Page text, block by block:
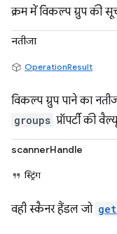
क्रम में विकल्प ग्रुप की
नतीजा
OperationResult
विकल्प ग्रुप पाने का
groups प्रॉपर्टी की
scannerHandle
स्ट्रिंग
वही स्कैनर हैंडल जो